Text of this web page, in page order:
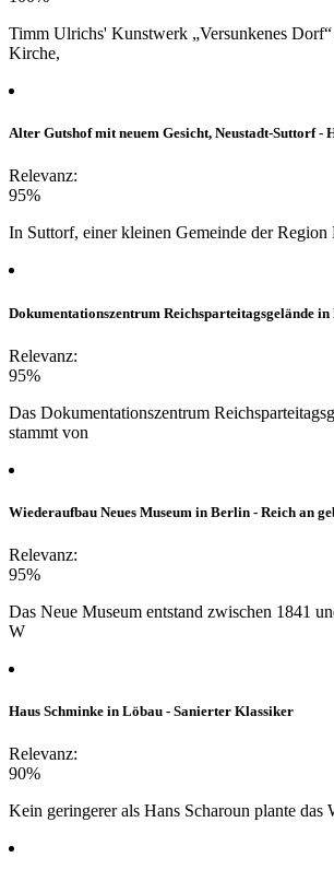
Timm Ulrichs' Kunstwerk „Versunkenes
Kirche,
Alter Gutshof mit neuem Gesicht, Neustadt-Suttorf -
Relevanz:
95%
In Suttorf, einer kleinen Gemeinde der
Dokumentationszentrum Reichsparteitagsgelände
Relevanz:
95%
Das Dokumentationszentrum
stammt von
Wiederaufbau Neues Museum in Berlin - Reich an
Relevanz:
95%
Das Neue Museum entstand zwischen 1841
W
Haus Schminke in Löbau - Sanierter Klassiker
Relevanz:
90%
Kein geringerer als Hans Scharoun plante